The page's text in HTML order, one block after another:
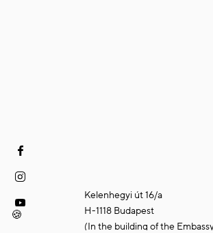
Kelenhegyi út 16/a
H-1118 Budapest
(In the building of the
🍪